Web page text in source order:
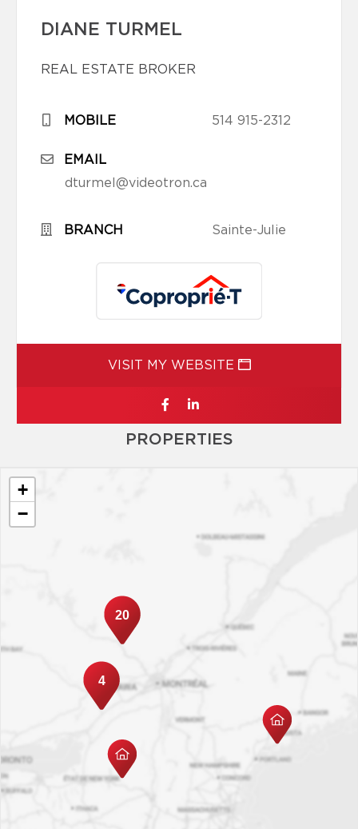
DIANE TURMEL
REAL ESTATE BROKER
MOBILE 514 915-2312
EMAIL
dturmel@videotron.ca
BRANCH Sainte-Julie
VISIT MY WEBSITE
PROPERTIES
20
4
+
−